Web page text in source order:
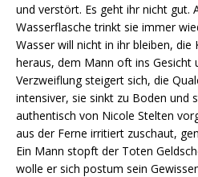
und verstört. Es geht ihr nicht gut.
Wasserflasche trinkt sie immer
Wasser will nicht in ihr bleiben, die
heraus, dem Mann oft ins Gesicht
Verzweiflung steigert sich, die
intensiver, sie sinkt zu Boden und
authentisch von Nicole Stelten
aus der Ferne irritiert zuschaut,
Ein Mann stopft der Toten
wolle er sich postum sein